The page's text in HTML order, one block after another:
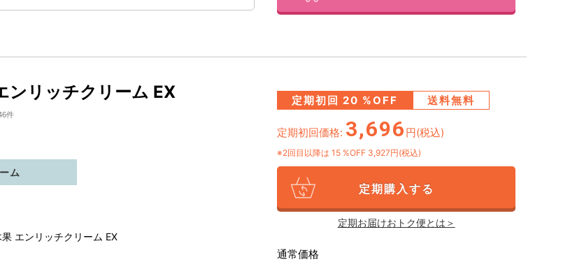
ンリッチクリーム EX
件
エンリッチクリーム EX
ム
定期初回 20 %OFF 送料無料
定期初回価格: 3,696 円(税込)
※2回目以降は 15 %OFF 3,927円(税込)
定期購入する
定期お届けおトク便とは＞
通常価格